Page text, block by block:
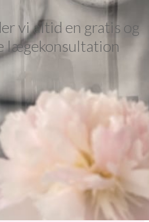
vi altid en gratis og
lægekonsultation